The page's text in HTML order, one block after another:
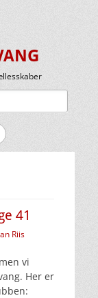
Tlf.
41
Riis
vi
Her er